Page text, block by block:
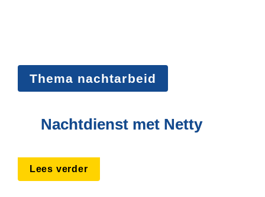
Thema nachtarbeid
Nachtdienst met Netty
Lees verder